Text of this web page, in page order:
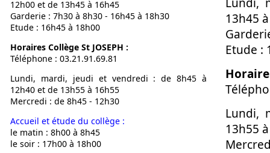
12h00 et de 13h45 à 16h45
Garderie : 7h30 à 8h30 - 16h45 à 18h30
Etude : 16h45 à 18h00
Horaires Collège St JOSEPH :
Téléphone : 03.21.91.69.81
Lundi, mardi, jeudi et vendredi : de 8h45 à
12h40 et de 13h55 à 16h55
Mercredi : de 8h45 - 12h30
Accueil et étude du collège :
le matin : 8h00 à 8h45
le soir : 17h00 à 18h00
13h45
Etude :
Lundi,
13h55